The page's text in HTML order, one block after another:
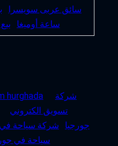
سائق عربى سويسرا
ساعة أوميغا
hurghada
شركة
تسويق الكتروني
جورجيا
شركة سياحة في
سياحة في